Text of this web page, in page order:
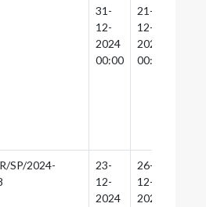
31-
12-
2024
00:00
21-
12-
2024
00:00
SP/2024-
23-
12-
2024
26-
12-
2024